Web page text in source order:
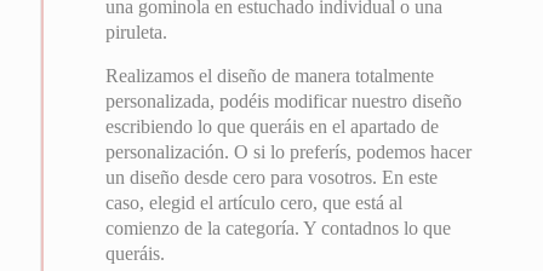
una gominola en estuchado individual o una
piruleta.
Realizamos el diseño de manera totalmente
personalizada, podéis modificar nuestro diseño
escribiendo lo que queráis en el apartado de
personalización. O si lo preferís, podemos hacer
un diseño desde cero para vosotros. En este
caso, elegid el artículo cero, que está al
comienzo de la categoría. Y contadnos lo que
queráis.